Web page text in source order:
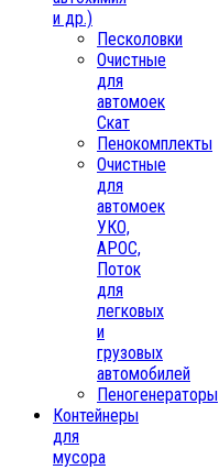
и др.)
Песколовки
Очистные
для
автомоек
Скат
Пенокомплекты
Очистные
для
автомоек
УКО,
АРОС,
Поток
для
легковых
и
грузовых
автомобилей
Пеногенераторы
Контейнеры
для
мусора